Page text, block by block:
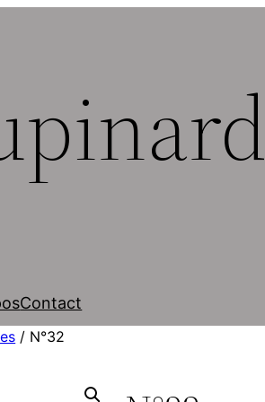
Contact
/ N°32